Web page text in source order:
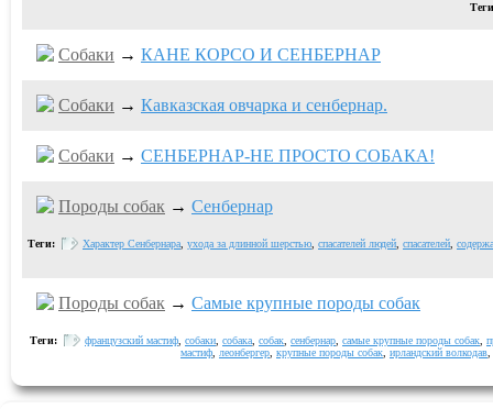
Собаки → КАНЕ КОРСО И СЕНБЕРНАР
Собаки → Кавказская овчарка и сенбернар.
Собаки → СЕНБЕРНАР-НЕ ПРОСТО СОБАКА!
Породы собак → Сенбернар
Теги: Характер Сенбернара ухода за длинной шерстью спасателей людей спасателей
Породы собак → Самые крупные породы собак
Теги: французский мастиф собаки собака собак сенбернар самые крупные породы собак
мастиф
леонбергер крупные породы собак ирландский волкодав